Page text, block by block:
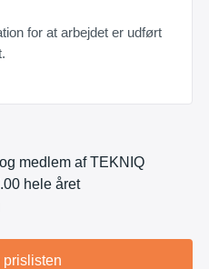
for at arbejdet er udført
medlem af TEKNIQ
hele året
prislisten